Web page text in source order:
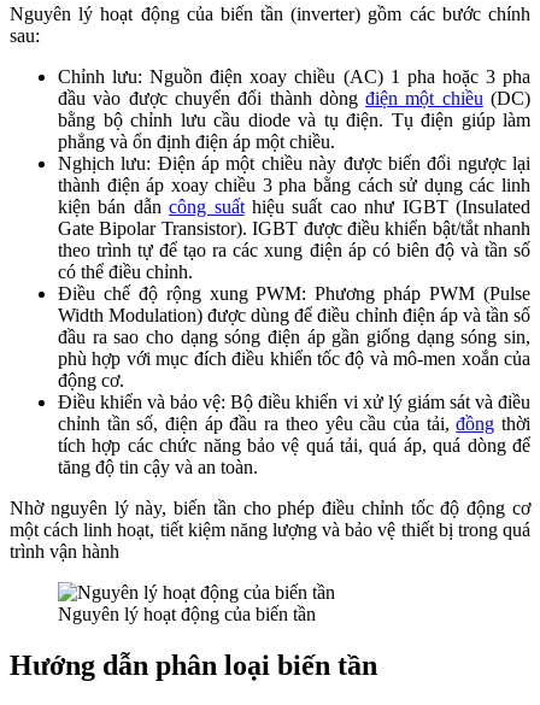
Nguyên lý hoạt động của biến tần (inverter) gồm các bước chính
sau:
Chỉnh lưu: Nguồn điện xoay chiều (AC) 1 pha hoặc 3 pha
đầu vào được chuyển đổi thành dòngđiện một chiều (DC)
bằng bộ chỉnh lưu cầu diode và tụ điện. Tụ điện giúp làm
phẳng và ổn định điện áp một chiều.
Nghịch lưu: Điện áp một chiều này được biến đổi ngược lại
thành điện áp xoay chiều 3 pha bằng cách sử dụng các linh
kiện bán dẫncông suấthiệu suất cao như IGBT (Insulated
Gate Bipolar Transistor). IGBT được điều khiển bật/tắt nhanh
theo trình tự để tạo ra các xung điện áp có biên độ và tần số
có thể điều chỉnh.
Điều chế độ rộng xung PWM: Phương pháp PWM (Pulse
Width Modulation) được dùng để điều chỉnh điện áp và tần số
đầu ra sao cho dạng sóng điện áp gần giống dạng sóng sin,
phù hợp với mục đích điều khiển tốc độ và mô-men xoắn của
động cơ.
Điều khiển và bảo vệ: Bộ điều khiển vi xử lý giám sát và điều
chỉnh tần số, điện áp đầu ra theo yêu cầu của tải,đồng thời
tích hợp các chức năng bảo vệ quá tải, quá áp, quá dòng để
tăng độ tin cậy và an toàn.
Nhờ nguyên lý này, biến tần cho phép điều chỉnh tốc độ động cơ
một cách linh hoạt, tiết kiệm năng lượng và bảo vệ thiết bị trong quá
trình vận hành
Nguyên lý hoạt động của biến tần
Hướng dẫn phân loại biến tần